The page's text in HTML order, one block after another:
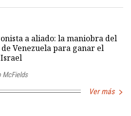
a aliado: la maniobra del
Venezuela para ganar el
McFields
Ver más